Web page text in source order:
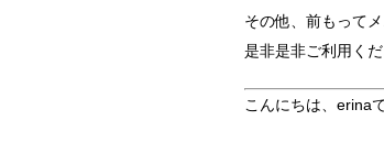
その他、前もって
是非是非ご利用く
こんにちは、erina